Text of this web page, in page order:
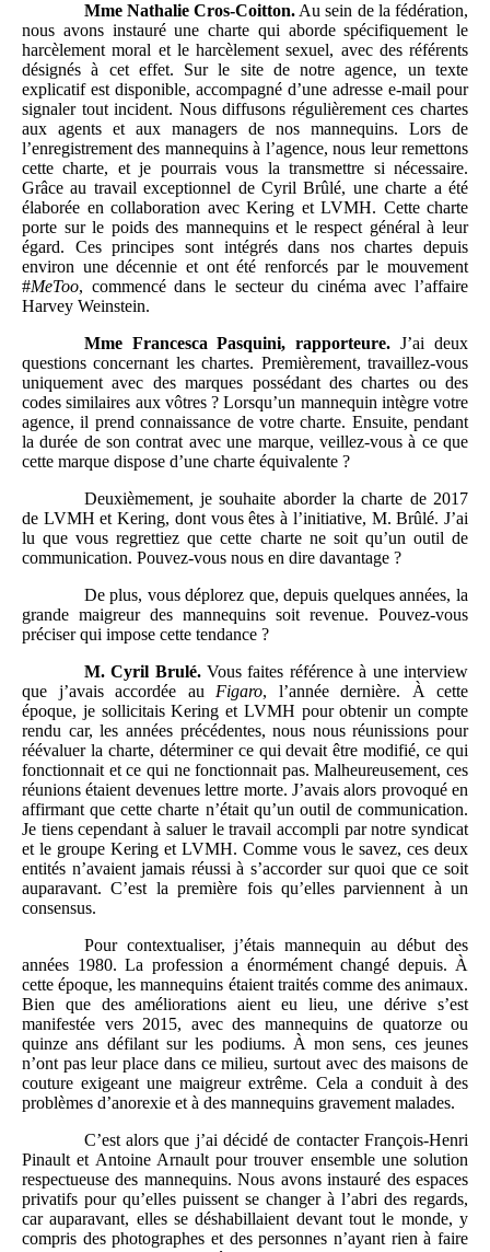
Mme Nathalie Cros-Coitton. Au sein de la fédération,
nous avons instauré une charte qui aborde spécifiquement le
harcèlement moral et le harcèlement sexuel, avec des référents
désignés à cet effet. Sur le site de notre agence, un texte
explicatif est disponible, accompagné d’une adresse e-mail pour
signaler tout incident. Nous diffusons régulièrement ces chartes
aux agents et aux managers de nos mannequins. Lors de
l’enregistrement des mannequins à l’agence, nous leur remettons
cette charte, et je pourrais vous la transmettre si nécessaire.
Grâce au travail exceptionnel de Cyril Brûlé, une charte a été
élaborée en collaboration avec Kering et LVMH. Cette charte
porte sur le poids des mannequins et le respect général à leur
égard. Ces principes sont intégrés dans nos chartes depuis
environ une décennie et ont été renforcés par le mouvement
#MeToo, commencé dans le secteur du cinéma avec l’affaire
Harvey Weinstein.
Mme Francesca Pasquini, rapporteure. J’ai deux
questions concernant les chartes. Premièrement, travaillez-vous
uniquement avec des marques possédant des chartes ou des
codes similaires aux vôtres ? Lorsqu’un mannequin intègre votre
agence, il prend connaissance de votre charte. Ensuite, pendant
la durée de son contrat avec une marque, veillez-vous à ce que
cette marque dispose d’une charte équivalente ?
Deuxièmement, je souhaite aborder la charte de 2017
de LVMH et Kering, dont vous êtes à l’initiative, M. Brûlé. J’ai
lu que vous regrettiez que cette charte ne soit qu’un outil de
communication. Pouvez-vous nous en dire davantage ?
De plus, vous déplorez que, depuis quelques années, la
grande maigreur des mannequins soit revenue. Pouvez-vous
préciser qui impose cette tendance ?
M. Cyril Brulé.Vous faites référence à une interview
que j’avais accordée au Figaro, l’année dernière. À cette
époque, je sollicitais Kering et LVMH pour obtenir un compte
rendu car, les années précédentes, nous nous réunissions pour
réévaluer la charte, déterminer ce qui devait être modifié, ce qui
fonctionnait et ce qui ne fonctionnait pas. Malheureusement, ces
réunions étaient devenues lettre morte. J’avais alors provoqué en
affirmant que cette charte n’était qu’un outil de communication.
Je tiens cependant à saluer le travail accompli par notre syndicat
et le groupe Kering et LVMH. Comme vous le savez, ces deux
entités n’avaient jamais réussi à s’accorder sur quoi que ce soit
auparavant. C’est la première fois qu’elles parviennent à un
consensus.
Pour contextualiser, j’étais mannequin au début des
années 1980. La profession a énormément changé depuis. À
cette époque, les mannequins étaient traités comme des animaux.
Bien que des améliorations aient eu lieu, une dérive s’est
manifestée vers 2015, avec des mannequins de quatorze ou
quinze ans défilant sur les podiums. À mon sens, ces jeunes
n’ont pas leur place dans ce milieu, surtout avec des maisons de
couture exigeant une maigreur extrême. Cela a conduit à des
problèmes d’anorexie et à des mannequins gravement malades.
C’est alors que j’ai décidé de contacter François-Henri
Pinault et Antoine Arnault pour trouver ensemble une solution
respectueuse des mannequins. Nous avons instauré des espaces
privatifs pour qu’elles puissent se changer à l’abri des regards,
car auparavant, elles se déshabillaient devant tout le monde, y
compris des photographes et des personnes n’ayant rien à faire